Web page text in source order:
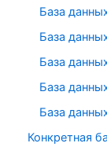
База
База
База
База
База
Конкретная